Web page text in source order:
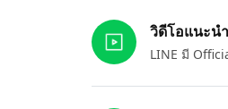
วิดีโอแนะน
LINE มี